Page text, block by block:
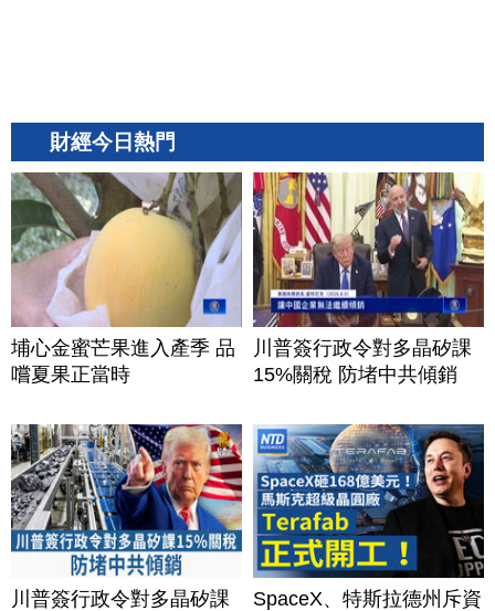
財經今日熱門
埔心金蜜芒果進入產季 品
嚐夏果正當時
川普簽行政令對多晶矽課
15%關稅 防堵中共傾銷
川普簽行政令對多晶矽課
SpaceX、特斯拉德州斥資